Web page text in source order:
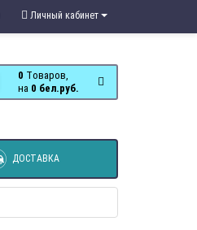
Личный кабинет
0 Tоваров,
на
0 бел.руб.
ДОСТАВКА